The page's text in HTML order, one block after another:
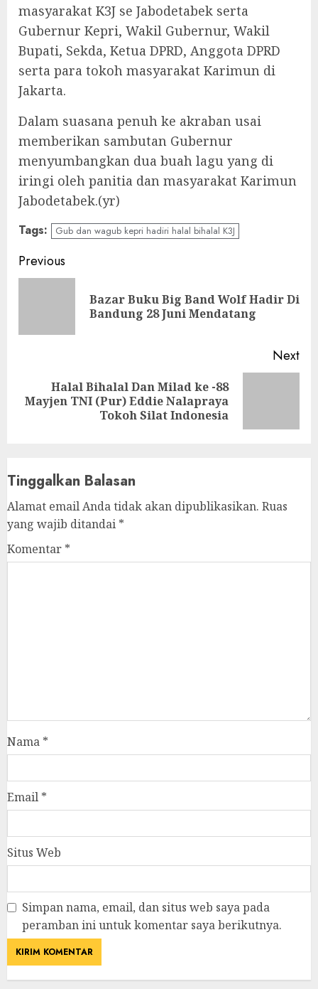
masyarakat K3J se Jabodetabek serta
Gubernur Kepri, Wakil Gubernur, Wakil
Bupati, Sekda, Ketua DPRD, Anggota DPRD
serta para tokoh masyarakat Karimun di
Jakarta.
Dalam suasana penuh ke akraban usai
memberikan sambutan Gubernur
menyumbangkan dua buah lagu yang di
iringi oleh panitia dan masyarakat Karimun
Jabodetabek.(yr)
Tags: Gub dan wagub kepri hadiri halal bihalal K3J
Continue
Reading
Previous
Bazar Buku Big Band Wolf Hadir Di
Bandung 28 Juni Mendatang
Next
Next
Halal Bihalal Dan Milad ke -88
Mayjen TNI (Pur) Eddie Nalapraya
Tokoh Silat Indonesia
Tinggalkan Balasan
Alamat email Anda tidak akan dipublikasikan. Ruas
yang wajib ditandai *
Komentar *
Nama *
Email *
Situs Web
Simpan nama, email, dan situs web saya pada
peramban ini untuk komentar saya berikutnya.